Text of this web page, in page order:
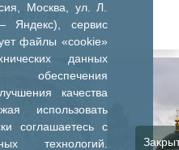
Москва, ул. Л.
Яндекс), сервис
файлы «cookie»
данных
обеспечения
качества
использовать
соглашаетесь с
технологий.
22-37-13.